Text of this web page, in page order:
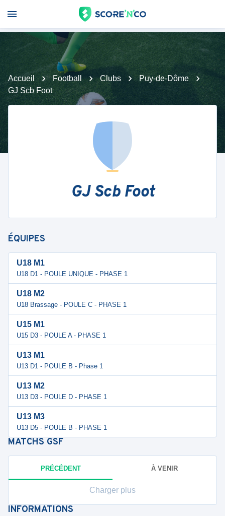
Accueil Football Clubs
Puy-de-Dôme
GJ Scb Foot
GJ Scb Foot
ÉQUIPES
U18 M1
U18 D1 - POULE UNIQUE - PHASE 1
U18 M2
U18 Brassage - POULE C - PHASE 1
U15 M1
U15 D3 - POULE A - PHASE 1
U13 M1
U13 D1 - POULE B - Phase 1
U13 M2
U13 D3 - POULE D - PHASE 1
U13 M3
U13 D5 - POULE B - PHASE 1
MATCHS GSF
PRÉCÉDENT À VENIR
Charger plus
INFORMATIONS